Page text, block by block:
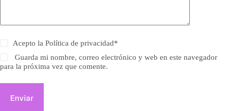
Acepto laPolítica de privacidad*
Guarda mi nombre, correo electrónico y web en este navegador
para la próxima vez que comente.
Enviar